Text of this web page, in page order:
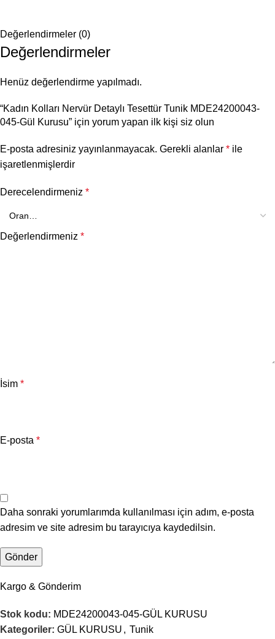
Değerlendirmeler (0)
Değerlendirmeler
Henüz değerlendirme yapılmadı.
“Kadın Kolları Nervür Detaylı Tesettür Tunik MDE24200043-
045-Gül Kurusu” için yorum yapan ilk kişi siz olun
E-posta adresiniz yayınlanmayacak. Gerekli alanlar * ile
işaretlenmişlerdir
Derecelendirmeniz *
Değerlendirmeniz *
İsim *
E-posta *
Daha sonraki yorumlarımda kullanılması için adım, e-posta
adresim ve site adresim bu tarayıcıya kaydedilsin.
Kargo & Gönderim
Stok kodu: MDE24200043-045-GÜL KURUSU
Kategoriler: GÜL KURUSU , Tunik